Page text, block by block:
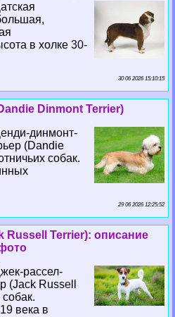
в холке 30-
30 06 2026 15:10:15
Dinmont Terrier)
динмонт-
(Dandie
собак.
29 06 2026 12:25:52
Russell Terrier): описание
рассел-
(Jack Russell
века в